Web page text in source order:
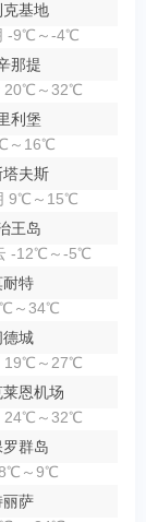
基地
-9℃～-4℃
那提
20℃～32℃
利堡
～16℃
夫斯
9℃～15℃
王岛
-12℃～-5℃
耐特
～34℃
德城
19℃～27℃
恩机场
24℃～32℃
群岛
～9℃
丽萨